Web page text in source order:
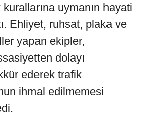
uymanın hayati
Ehliyet, ruhsat, plaka ve
yapan ekipler,
dolayı
ederek trafik
ihmal edilmemesi